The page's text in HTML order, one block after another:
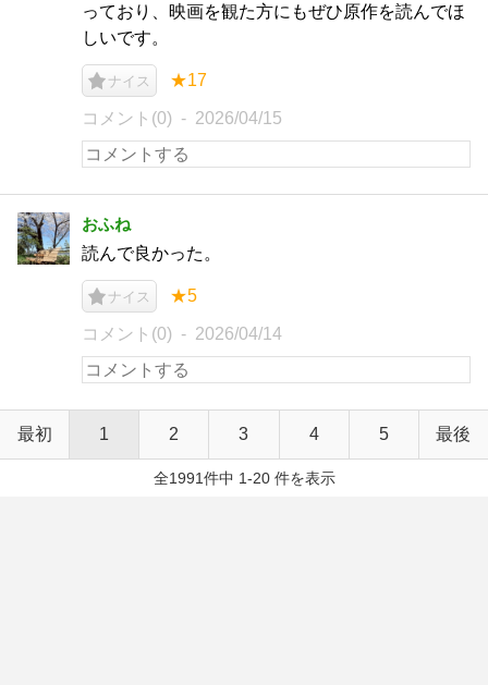
っており、映画を観た方にもぜひ原作を読んでほ
しいです。
ナイス ★17
コメント(0) 2026/04/15
おふね
読んで良かった。
ナイス ★5
コメント(0) 2026/04/14
最初 1 2 3 4 5 最後
全1991件中 1-20 件を表示